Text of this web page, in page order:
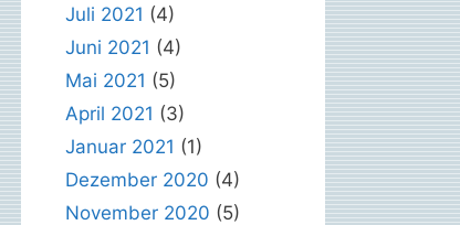
Juli 2021 (4)
Juni 2021 (4)
Mai 2021 (5)
April 2021 (3)
Januar 2021 (1)
Dezember 2020 (4)
November 2020 (5)